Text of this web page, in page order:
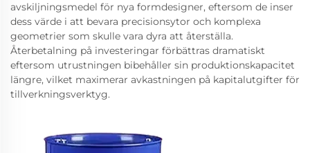
avskiljningsmedel för nya formdesigner, eftersom de inser
dess värde i att bevara precisionsytor och komplexa
geometrier som skulle vara dyra att återställa.
Återbetalning på investeringar förbättras dramatiskt
eftersom utrustningen bibehåller sin produktionskapacitet
längre, vilket maximerar avkastningen på kapitalutgifter för
tillverkningsverktyg.